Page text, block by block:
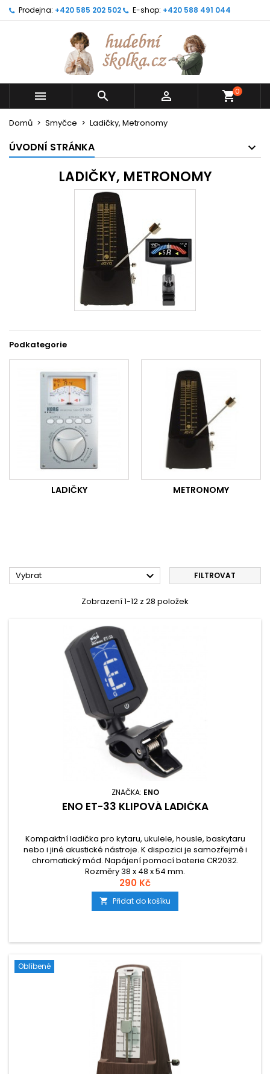
Prodejna: +420 585 202 502 E-shop: +420 588 491 044
   shopping_cart0
Domů Smyčce Ladičky, Metronomy
ÚVODNÍ STRÁNKA
LADIČKY, METRONOMY
Podkategorie
LADIČKY METRONOMY
Vybrat  FILTROVAT
Zobrazení 1-12 z 28 položek
ZNAČKA: ENO
ENO ET-33 KLIPOVÁ LADIČKA
Kompaktní ladička pro kytaru, ukulele, housle, baskytaru
nebo i jiné akustické nástroje. K dispozici je samozřejmě i
chromatický mód. Napájení pomocí baterie CR2032.
Rozměry 38 x 48 x 54 mm.
290 Kč
 Přidat do košíku
Oblíbené